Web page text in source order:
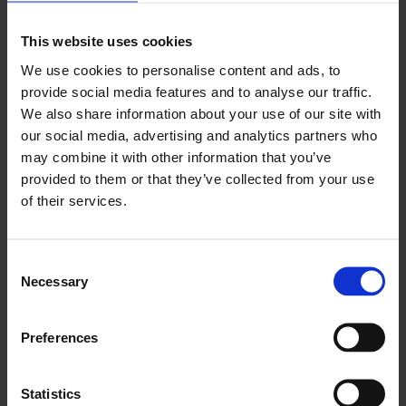
This website uses cookies
We use cookies to personalise content and ads, to
provide social media features and to analyse our traffic.
We also share information about your use of our site with
our social media, advertising and analytics partners who
may combine it with other information that you’ve
provided to them or that they’ve collected from your use
of their services.
Selection
Necessary
Preferences
Statistics
Learn more
ERPiga